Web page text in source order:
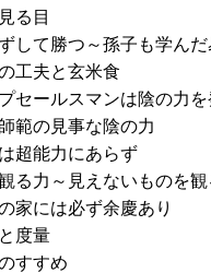
る目
して勝つ～孫子も学んだ
工夫と玄米食
セールスマンは陰の力
範の見事な陰の力
超能力にあらず
る力～見えないものを観
家には必ず余慶あり
度量
すすめ